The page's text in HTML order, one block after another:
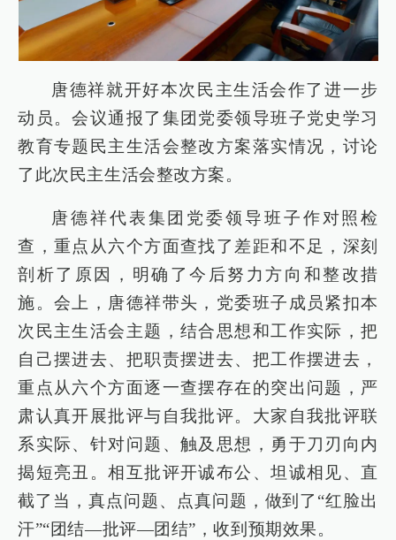
唐德祥就开好本次民主生活会作了进一步
动员。会议通报了集团党委领导班子党史学习
教育专题民主生活会整改方案落实情况，讨论
了此次民主生活会整改方案。
唐德祥代表集团党委领导班子作对照检
查，重点从六个方面查找了差距和不足，深刻
剖析了原因，明确了今后努力方向和整改措
施。会上，唐德祥带头，党委班子成员紧扣本
次民主生活会主题，结合思想和工作实际，把
自己摆进去、把职责摆进去、把工作摆进去，
重点从六个方面逐一查摆存在的突出问题，严
肃认真开展批评与自我批评。大家自我批评联
系实际、针对问题、触及思想，勇于刀刃向内
揭短亮丑。相互批评开诚布公、坦诚相见、直
截了当，真点问题、点真问题，做到了“红脸出
汗”“团结—批评—团结”，收到预期效果。